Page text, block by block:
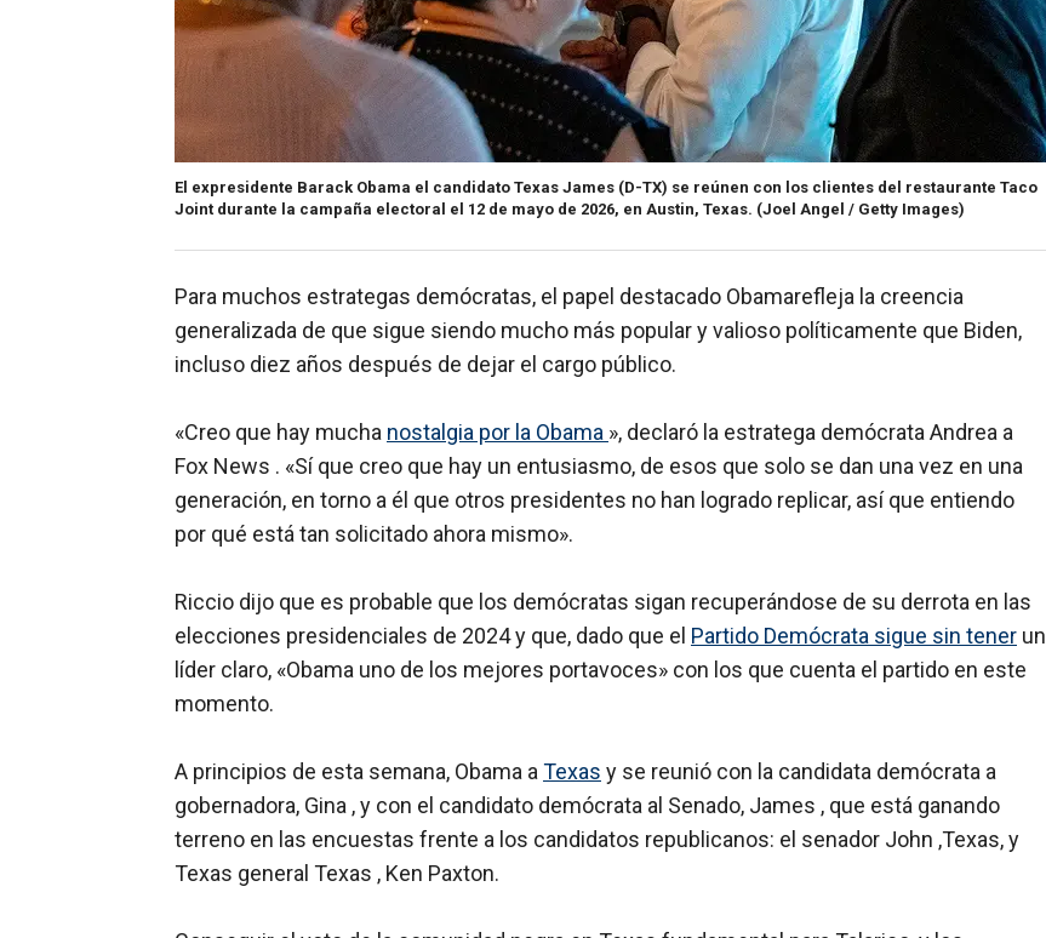
El expresidente Barack Obama el candidato Texas James (D-TX) se reúnen con los clientes del restaurante Taco
Joint durante la campaña electoral el 12 de mayo de 2026, en Austin, Texas. (Joel Angel / Getty Images)
Para muchos estrategas demócratas, el papel destacado Obamarefleja la creencia
generalizada de que sigue siendo mucho más popular y valioso políticamente que Biden,
incluso diez años después de dejar el cargo público.
«Creo que hay mucha nostalgia por la Obama », declaró la estratega demócrata Andrea a
Fox News . «Sí que creo que hay un entusiasmo, de esos que solo se dan una vez en una
generación, en torno a él que otros presidentes no han logrado replicar, así que entiendo
por qué está tan solicitado ahora mismo».
Riccio dijo que es probable que los demócratas sigan recuperándose de su derrota en las
elecciones presidenciales de 2024 y que, dado que el Partido Demócrata sigue sin tener un
líder claro, «Obama uno de los mejores portavoces» con los que cuenta el partido en este
momento.
A principios de esta semana, Obama aTexas y se reunió con la candidata demócrata a
gobernadora, Gina , y con el candidato demócrata al Senado, James , que está ganando
terreno en las encuestas frente a los candidatos republicanos: el senador John ,Texas, y
Texas general Texas , Ken Paxton.